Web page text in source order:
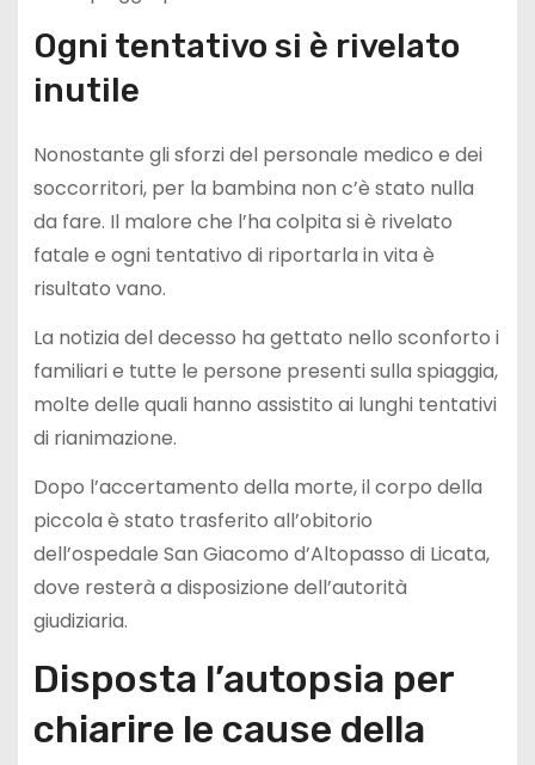
Ogni tentativo si è rivelato
inutile
Nonostante gli sforzi del personale medico e dei
soccorritori, per la bambina non c’è stato nulla
da fare. Il malore che l’ha colpita si è rivelato
fatale e ogni tentativo di riportarla in vita è
risultato vano.
La notizia del decesso ha gettato nello sconforto i
familiari e tutte le persone presenti sulla spiaggia,
molte delle quali hanno assistito ai lunghi tentativi
di rianimazione.
Dopo l’accertamento della morte, il corpo della
piccola è stato trasferito all’obitorio
dell’ospedale San Giacomo d’Altopasso di Licata,
dove resterà a disposizione dell’autorità
giudiziaria.
Disposta l’autopsia per
chiarire le cause della